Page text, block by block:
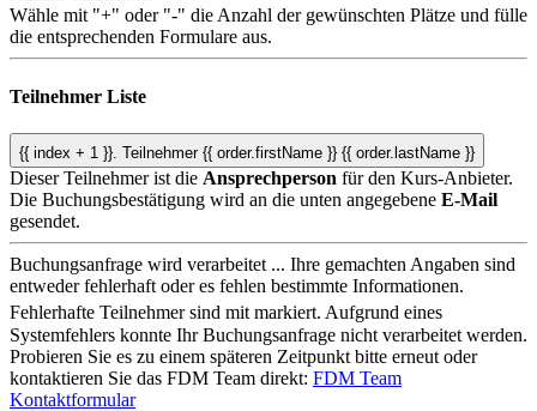
Wähle mit "+" oder "-" die Anzahl der gewünschten Plätze und fülle
die entsprechenden Formulare aus.
Teilnehmer Liste
{{ index + 1 }}. Teilnehmer {{ order.firstName }} {{ order.lastName }}
Dieser Teilnehmer ist die Ansprechperson für den Kurs-Anbieter.
Die Buchungsbestätigung wird an die unten angegebene E-Mail
gesendet.
Buchungsanfrage wird verarbeitet ... Ihre gemachten Angaben sind
entweder fehlerhaft oder es fehlen bestimmte Informationen.
Fehlerhafte Teilnehmer sind mit markiert. Aufgrund eines
Systemfehlers konnte Ihr Buchungsanfrage nicht verarbeitet werden.
Probieren Sie es zu einem späteren Zeitpunkt bitte erneut oder
kontaktieren Sie das FDM Team direkt: FDM Team
Kontaktformular